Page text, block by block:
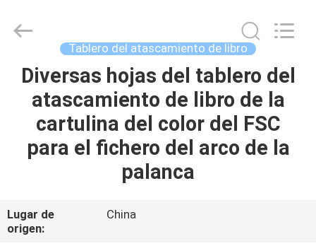
EN
CASA
PRODUCTOS
NOSOTROS
BMPAPER
CO.,LTD.
Reserved.
Tablero del atascamiento de libro
Diversas hojas del tablero del
atascamiento de libro de la
cartulina del color del FSC
para el fichero del arco de la
palanca
Lugar de
origen:
China